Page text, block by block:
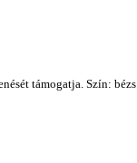
támogatja. Szín: bézs.